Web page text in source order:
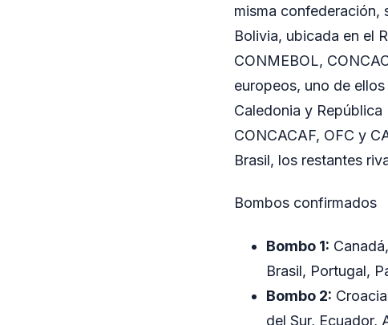
misma confederación,
Bolivia, ubicada en el
CONMEBOL,
europeos, uno de
Caledonia y
CONCACAF, OFC y
Brasil, los restantes
Bombos confirmados
Bombo 1:
Brasil, Portugal,
Bombo 2:
del Sur, Ecuador,